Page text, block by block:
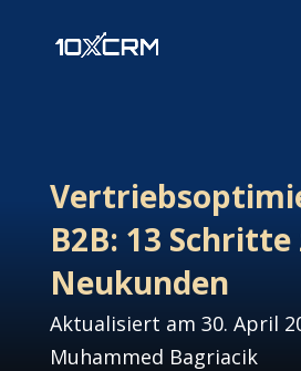
B2B: 13
Neukunden
Aktualisiert am 30. April
Muhammed Bagriacik